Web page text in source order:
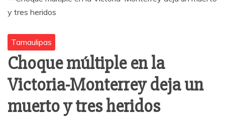
Tamaulipas
Choque múltiple en la
Victoria-Monterrey deja un
muerto y tres heridos